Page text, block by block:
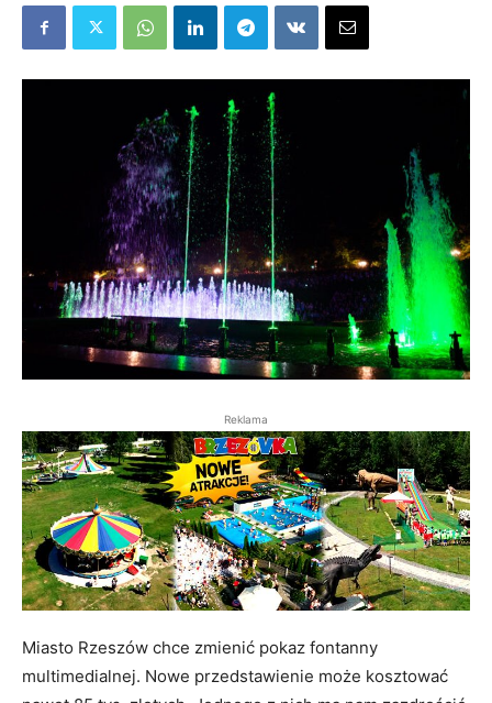
Reklama
Miasto Rzeszów chce zmienić pokaz fontanny
multimedialnej. Nowe przedstawienie może kosztować